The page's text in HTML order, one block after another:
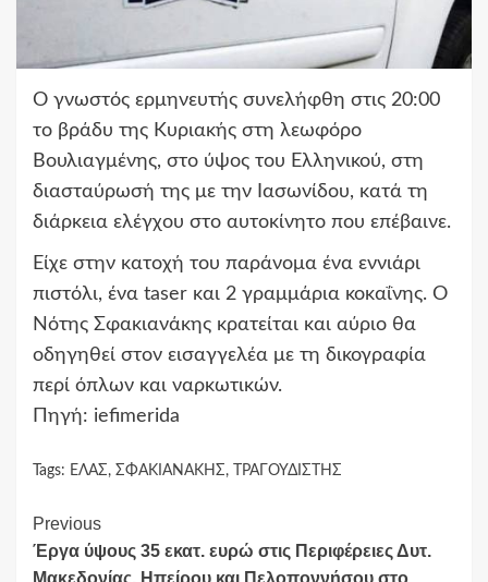
Ο γνωστός ερμηνευτής συνελήφθη στις 20:00
το βράδυ της Κυριακής στη λεωφόρο
Βουλιαγμένης, στο ύψος του Ελληνικού, στη
διασταύρωσή της με την Ιασωνίδου, κατά τη
διάρκεια ελέγχου στο αυτοκίνητο που επέβαινε.
Είχε στην κατοχή του παράνομα ένα εννιάρι
πιστόλι, ένα taser και 2 γραμμάρια κοκαΐνης. Ο
Νότης Σφακιανάκης κρατείται και αύριο θα
οδηγηθεί στον εισαγγελέα με τη δικογραφία
περί όπλων και ναρκωτικών.
Πηγή: iefimerida
Tags: ΕΛΑΣ , ΣΦΑΚΙΑΝΑΚΗΣ , ΤΡΑΓΟΥΔΙΣΤΗΣ
Continue
Reading
Previous
Έργα ύψους 35 εκατ. ευρώ στις Περιφέρειες Δυτ.
Μακεδονίας, Ηπείρου και Πελοποννήσου στο